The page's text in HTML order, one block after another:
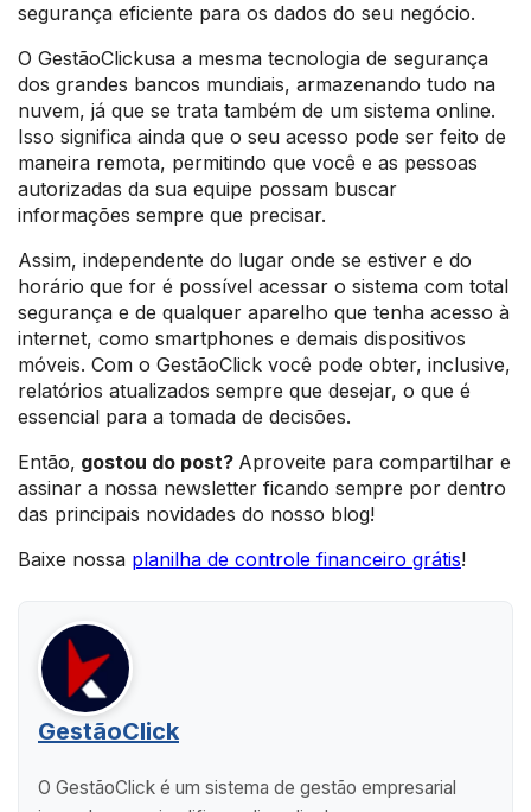
segurança eficiente para os dados do seu negócio.
O GestãoClickusa a mesma tecnologia de segurança
dos grandes bancos mundiais, armazenando tudo na
nuvem, já que se trata também de um sistema online.
Isso significa ainda que o seu acesso pode ser feito de
maneira remota, permitindo que você e as pessoas
autorizadas da sua equipe possam buscar
informações sempre que precisar.
Assim, independente do lugar onde se estiver e do
horário que for é possível acessar o sistema com total
segurança e de qualquer aparelho que tenha acesso à
internet, como smartphones e demais dispositivos
móveis. Com o GestãoClick você pode obter, inclusive,
relatórios atualizados sempre que desejar, o que é
essencial para a tomada de decisões.
Então, gostou do post? Aproveite para compartilhar e
assinar a nossa newsletter ficando sempre por dentro
das principais novidades do nosso blog!
Baixe nossa planilha de controle financeiro grátis!
GestãoClick
O GestãoClick é um sistema de gestão empresarial